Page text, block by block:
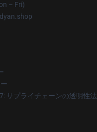
– Fri)
サプライチェーンの透明性法